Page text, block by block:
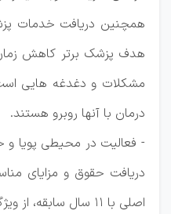
همچنین دریافت خدمات
هدف پزشک برتر کاهش
مشکلات و دغدغه هایی
درمان با آنها روبرو هستند.
- فعالیت در محیطی پویا
دریافت حقوق و مزایای
اصلی با 11 سال